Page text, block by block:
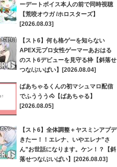
ーデートボイス本人の前で同時視聴
【荒咬オウガ /ホロスターズ】
[2026.08.03]
【スト6】何も格ゲーを知らない
APEX元プロ女性ゲーマーあおはる
のスト6デビューを見守る枠【斜落せ
つな/ぶいぱい】[2026.08.04]
ばあちゃるくんの初マシュマロ配信
でふううう🐴【ばあちゃる】
[2026.08.05]
【スト6】全体調整＋ヤスミンアプデ
きたー！！エレナ、いやエレナ”さ
ん”お世話になります。ケン！？【斜
落せつな/ぶいぱい】[2026.08.03]